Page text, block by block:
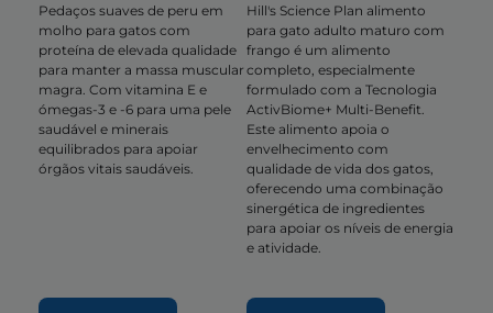
Pedaços suaves de peru em
molho para gatos com
proteína de elevada qualidade
para manter a massa muscular
magra. Com vitamina E e
ómegas-3 e -6 para uma pele
saudável e minerais
equilibrados para apoiar
órgãos vitais saudáveis.
Hill's Science Plan alimento
para gato adulto maturo com
frango é um alimento
completo, especialmente
formulado com a Tecnologia
ActivBiome+ Multi-Benefit.
Este alimento apoia o
envelhecimento com
qualidade de vida dos gatos,
oferecendo uma combinação
sinergética de ingredientes
para apoiar os níveis de energia
e atividade.